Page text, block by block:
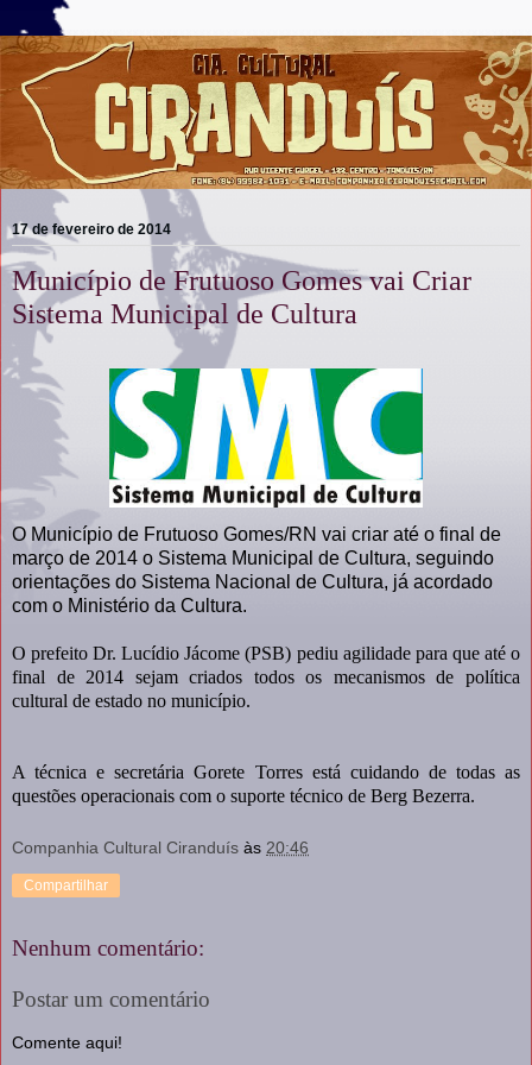
17 de fevereiro de 2014
Município de Frutuoso Gomes vai Criar
Sistema Municipal de Cultura
O Município de Frutuoso Gomes/RN vai criar até o final de
março de 2014 o Sistema Municipal de Cultura, seguindo
orientações do Sistema Nacional de Cultura, já acordado
com o Ministério da Cultura.
O prefeito Dr. Lucídio Jácome (PSB) pediu agilidade para que até o
final de 2014 sejam criados todos os mecanismos de política
cultural de estado no município.
A técnica e secretária Gorete Torres está cuidando de todas as
questões operacionais com o suporte técnico de Berg Bezerra.
Companhia Cultural Ciranduís às 20:46
Compartilhar
Nenhum comentário:
Postar um comentário
Comente aqui!